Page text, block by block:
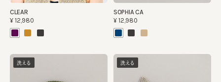
CLEAR
¥12,980
SOPHIA CA
¥12,980
洗える 洗える